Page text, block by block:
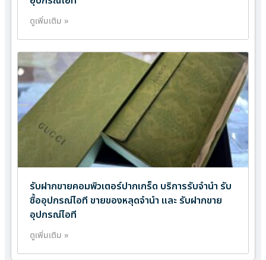
ดูเพิ่มเติม »
รับฝากขายคอมพิวเตอร์ปากเกร็ด บริการรับจำนำ รับ
ซื้ออุปกรณ์ไอที ขายของหลุดจำนำ และ รับฝากขาย
อุปกรณ์ไอที
ดูเพิ่มเติม »